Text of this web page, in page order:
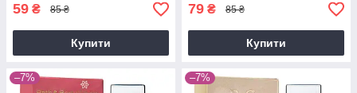
59 ₴ 85 ₴
Купити
79 ₴ 85 ₴
Купити
–7% –7%